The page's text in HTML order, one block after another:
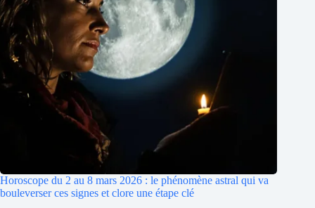
Horoscope du 2 au 8 mars 2026 : le phénomène astral qui va
bouleverser ces signes et clore une étape clé